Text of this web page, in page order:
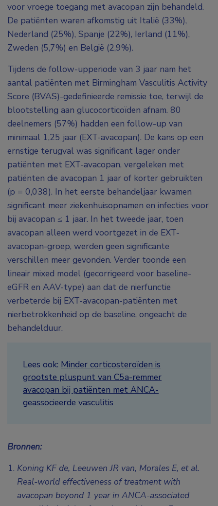
voor vroege toegang met avacopan zijn behandeld.
De patiënten waren afkomstig uit Italië (33%),
Nederland (25%), Spanje (22%), Ierland (11%),
Zweden (5,7%) en België (2,9%).
Tijdens de follow-upperiode van 3 jaar nam het
aantal patiënten met Birmingham Vasculitis Activity
Score (BVAS)-gedefinieerde remissie toe, terwijl de
blootstelling aan glucocorticoïden afnam. 80
deelnemers (57%) hadden een follow-up van
minimaal 1,25 jaar (EXT-avacopan). De kans op een
ernstige terugval was significant lager onder
patiënten met EXT-avacopan, vergeleken met
patiënten die avacopan 1 jaar of korter gebruikten
(p = 0,038). In het eerste behandeljaar kwamen
significant meer ziekenhuisopnamen en infecties voor
bij avacopan ≤ 1 jaar. In het tweede jaar, toen
avacopan alleen werd voortgezet in de EXT-
avacopan-groep, werden geen significante
verschillen meer gevonden. Verder toonde een
lineair mixed model (gecorrigeerd voor baseline-
eGFR en AAV-type) aan dat de nierfunctie
verbeterde bij EXT-avacopan-patiënten met
nierbetrokkenheid op de baseline, ongeacht de
behandelduur.
Lees ook: Minder corticosteroïden is
grootste pluspunt van C5a-remmer
avacopan bij patiënten met ANCA-
geassocieerde vasculitis
Bronnen:
Koning KF de, Leeuwen JR van, Morales E, et al.
Real-world effectiveness of treatment with
avacopan beyond 1 year in ANCA-associated